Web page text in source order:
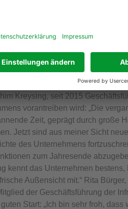
reizvolle Aufgabe. Infraserv
für die Zukunft, die wir mit
Dr. Joachim Kreysing heißt
„Gemeinsam werden wir die
auch die großen
Jürgen
Dr. Alexander Wagner ein
Kreysing, seit 2015
vorantreiben wird: „Die
Zeit, geprägt durch große
Jetzt sind aus meiner Sicht
des Unternehmens
zum Jahresende
kennt das Unternehmen bestens,
Außensicht mit.“ Rita
der Geschäftsführung der
Start: „Ich bin sehr froh, dass